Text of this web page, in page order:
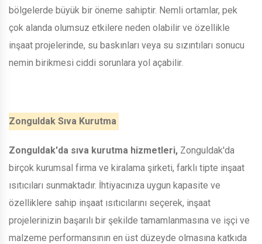
bölgelerde büyük bir öneme sahiptir. Nemli ortamlar, pek
çok alanda olumsuz etkilere neden olabilir ve özellikle
inşaat projelerinde, su baskınları veya su sızıntıları sonucu
nemin birikmesi ciddi sorunlara yol açabilir.
Zonguldak Sıva Kurutma
Zonguldak'da sıva kurutma hizmetleri, Zonguldak'da
birçok kurumsal firma ve kiralama şirketi, farklı tipte inşaat
ısıtıcıları sunmaktadır. İhtiyacınıza uygun kapasite ve
özelliklere sahip inşaat ısıtıcılarını seçerek, inşaat
projelerinizin başarılı bir şekilde tamamlanmasına ve işçi ve
malzeme performansının en üst düzeyde olmasına katkıda